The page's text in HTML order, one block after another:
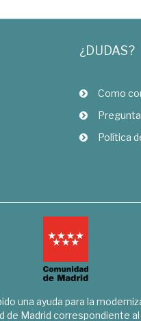
¿DUDAS?
Como
Política
una ayuda para la
de Madrid correspondiente